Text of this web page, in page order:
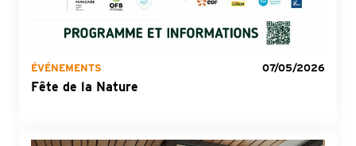
ÉVÉNEMENTS 07/05/2026
Fête de la Nature